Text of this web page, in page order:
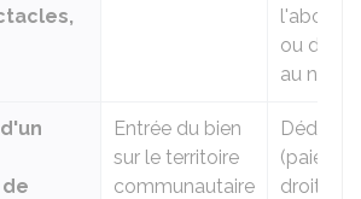
ou de la
au
Entrée du bien
sur le territoire
communautaire
droits de